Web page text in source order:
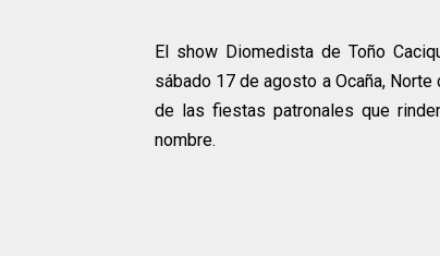
El show Diomedista de Toño
sábado 17 de agosto a Ocaña,
de las fiestas patronales que
nombre.